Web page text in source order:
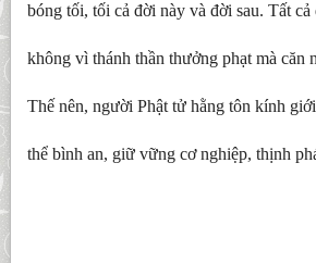
bóng tối, tối cả đời này và đời sau. Tất
không vì thánh thần thưởng phạt mà căn
Thế nên, người Phật tử hằng tôn kính
thể bình an, giữ vững cơ nghiệp, thịnh